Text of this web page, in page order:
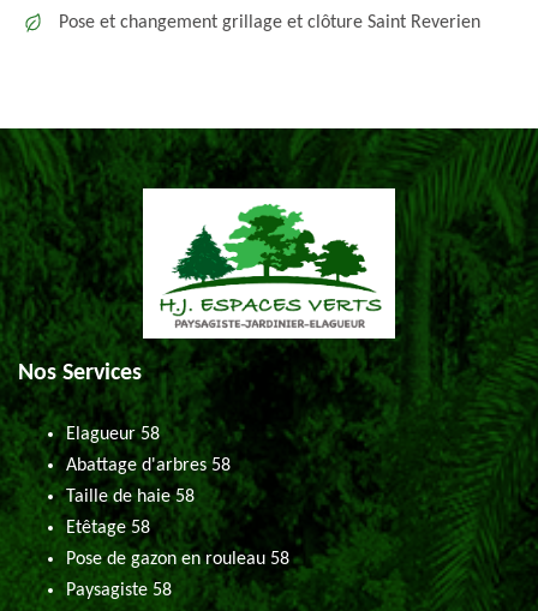
Pose et changement grillage et clôture Saint Reverien
Nos Services
Elagueur 58
Abattage d'arbres 58
Taille de haie 58
Etêtage 58
Pose de gazon en rouleau 58
Paysagiste 58